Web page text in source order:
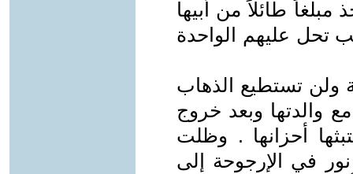
طائلاً من أبيها
تحل عليهم الواحدة
ولن تستطيع الذهاب
والدتها وبعد خروج
أحزانها . وظلت
في الإرجوحة إلى